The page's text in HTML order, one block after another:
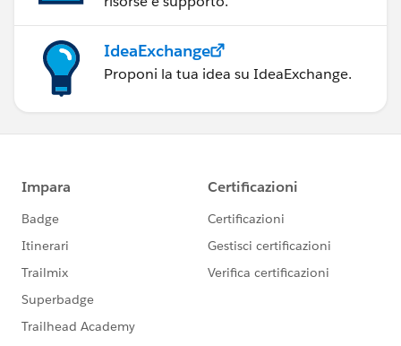
IdeaExchange
Proponi la tua idea su IdeaExchange.